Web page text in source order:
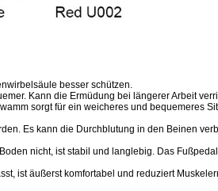
besser schützen.
Kann die Ermüdung bei längerer Arbeit
sorgt für ein weicheres und bequemeres
Es kann die Durchblutung in den Beinen
nicht, ist stabil und langlebig. Das
ist äußerst komfortabel und reduziert